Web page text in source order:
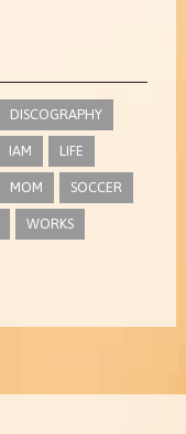
DISCOGRAPHY
IAM LIFE
MOM SOCCER
WORKS